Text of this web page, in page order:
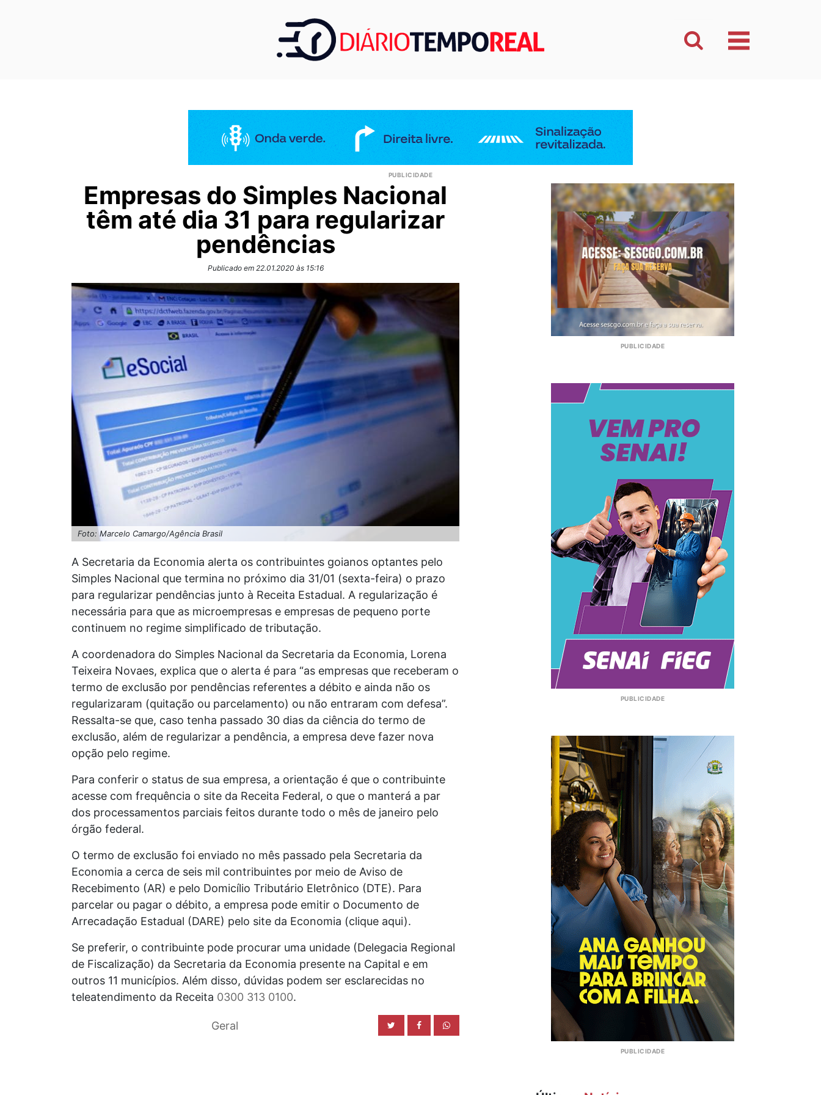
Empresas do Simples Nacional
têm até dia 31 para regularizar
pendências
Publicado em 22.01.2020 às 15:16
Foto: Marcelo Camargo/Agência Brasil
A Secretaria da Economia alerta os contribuintes goianos optantes pelo
Simples Nacional que termina no próximo dia 31/01 (sexta-feira) o prazo
para regularizar pendências junto à Receita Estadual. A regularização é
necessária para que as microempresas e empresas de pequeno porte
continuem no regime simplificado de tributação.
A coordenadora do Simples Nacional da Secretaria da Economia, Lorena
Teixeira Novaes, explica que o alerta é para “as empresas que receberam o
termo de exclusão por pendências referentes a débito e ainda não os
regularizaram (quitação ou parcelamento) ou não entraram com defesa”.
Ressalta-se que, caso tenha passado 30 dias da ciência do termo de
exclusão, além de regularizar a pendência, a empresa deve fazer nova
opção pelo regime.
Para conferir o status de sua empresa, a orientação é que o contribuinte
acesse com frequência o site da Receita Federal, o que o manterá a par
dos processamentos parciais feitos durante todo o mês de janeiro pelo
órgão federal.
O termo de exclusão foi enviado no mês passado pela Secretaria da
Economia a cerca de seis mil contribuintes por meio de Aviso de
Recebimento (AR) e pelo Domicílio Tributário Eletrônico (DTE). Para
parcelar ou pagar o débito, a empresa pode emitir o Documento de
Arrecadação Estadual (DARE) pelo site da Economia (clique aqui).
Se preferir, o contribuinte pode procurar uma unidade (Delegacia Regional
de Fiscalização) da Secretaria da Economia presente na Capital e em
outros 11 municípios. Além disso, dúvidas podem ser esclarecidas no
teleatendimento da Receita 0300 313 0100.
Geral